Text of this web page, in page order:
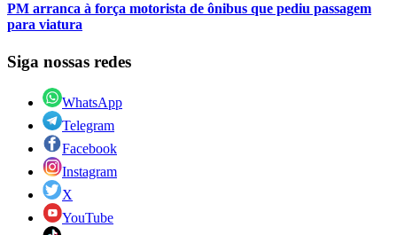
PM arranca à força motorista de ônibus que pediu passagem
para viatura
Siga nossas redes
WhatsApp
Telegram
Facebook
Instagram
X
YouTube